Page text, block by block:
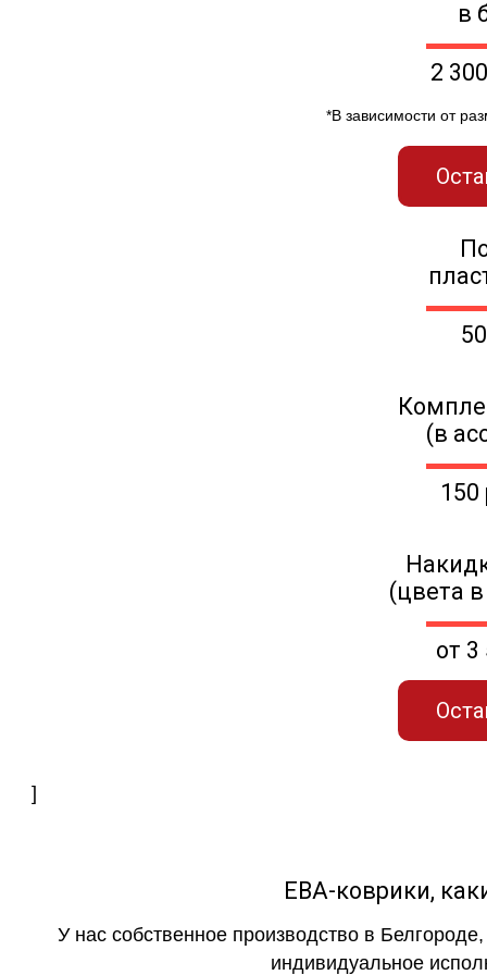
в
2
*В зависимости от
(в
(цвета
от 3
]
ЕВА-коврики,
У нас собственное производство в
индивидуальное